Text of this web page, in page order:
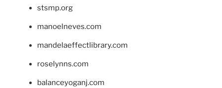
stsmp.org
manoelneves.com
mandelaeffectlibrary.com
roselynns.com
balanceyoganj.com